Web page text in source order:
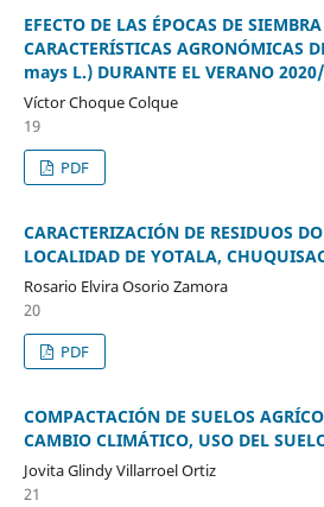
EFECTO DE LAS ÉPOCAS DE
CARACTERÍSTICAS AGRONÓMICAS
mays L.) DURANTE EL VERANO
Víctor Choque Colque
19
PDF
CARACTERIZACIÓN DE RESIDUOS
LOCALIDAD DE YOTALA,
Rosario Elvira Osorio Zamora
20
PDF
COMPACTACIÓN DE SUELOS
CAMBIO CLIMÁTICO, USO DEL
Jovita Glindy Villarroel Ortiz
21